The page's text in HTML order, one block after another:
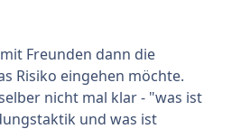
Freunden dann die
Risiko eingehen möchte.
nicht mal klar - "was ist
und was ist